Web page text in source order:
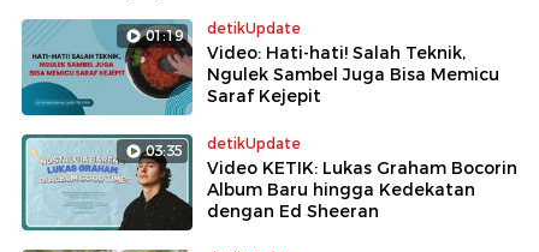
01:19 detikUpdate
Video: Hati-hati! Salah Teknik,
Ngulek Sambel Juga Bisa Memicu
Saraf Kejepit
03:35 detikUpdate
Video KETIK: Lukas Graham Bocorin
Album Baru hingga Kedekatan
dengan Ed Sheeran